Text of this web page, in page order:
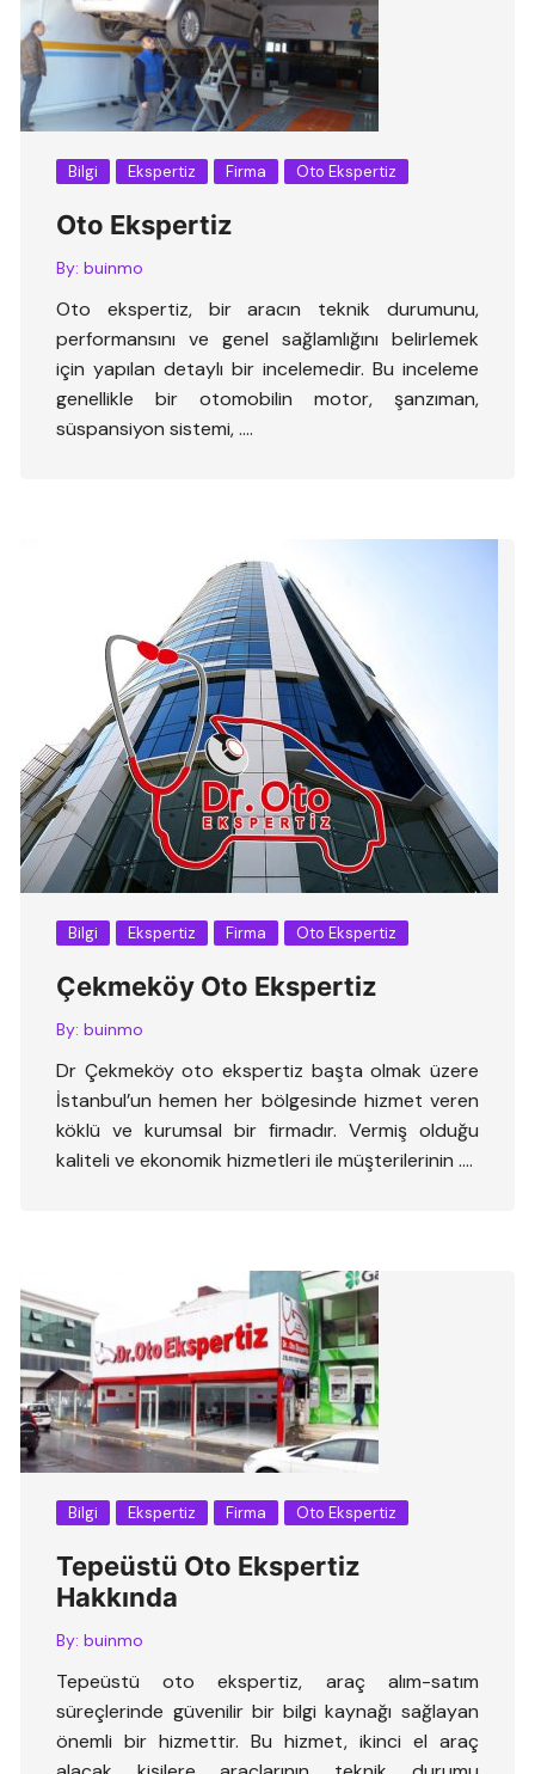
Bilgi Ekspertiz Firma Oto Ekspertiz
Oto Ekspertiz
By: buinmo
Oto ekspertiz, bir aracın teknik durumunu,
performansını ve genel sağlamlığını belirlemek
için yapılan detaylı bir incelemedir. Bu inceleme
genellikle bir otomobilin motor, şanzıman,
süspansiyon sistemi, ….
Bilgi Ekspertiz Firma Oto Ekspertiz
Çekmeköy Oto Ekspertiz
By: buinmo
Dr Çekmeköy oto ekspertiz başta olmak üzere
İstanbul’un hemen her bölgesinde hizmet veren
köklü ve kurumsal bir firmadır. Vermiş olduğu
kaliteli ve ekonomik hizmetleri ile müşterilerinin ….
Bilgi Ekspertiz Firma Oto Ekspertiz
Tepeüstü Oto Ekspertiz
Hakkında
By: buinmo
Tepeüstü oto ekspertiz, araç alım-satım
süreçlerinde güvenilir bir bilgi kaynağı sağlayan
önemli bir hizmettir. Bu hizmet, ikinci el araç